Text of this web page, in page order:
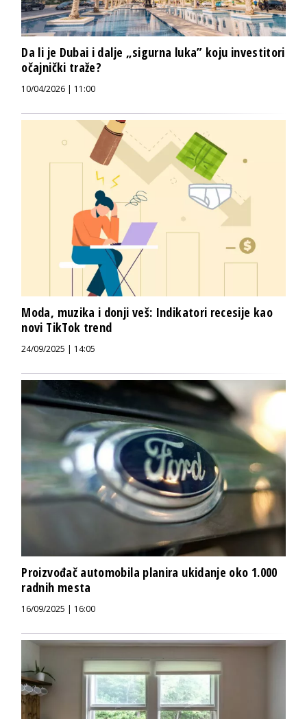
Da li je Dubai i dalje „sigurna luka” koju investitori
očajnički traže?
10/04/2026 | 11:00
Moda, muzika i donji veš: Indikatori recesije kao
novi TikTok trend
24/09/2025 | 14:05
Proizvođač automobila planira ukidanje oko 1.000
radnih mesta
16/09/2025 | 16:00